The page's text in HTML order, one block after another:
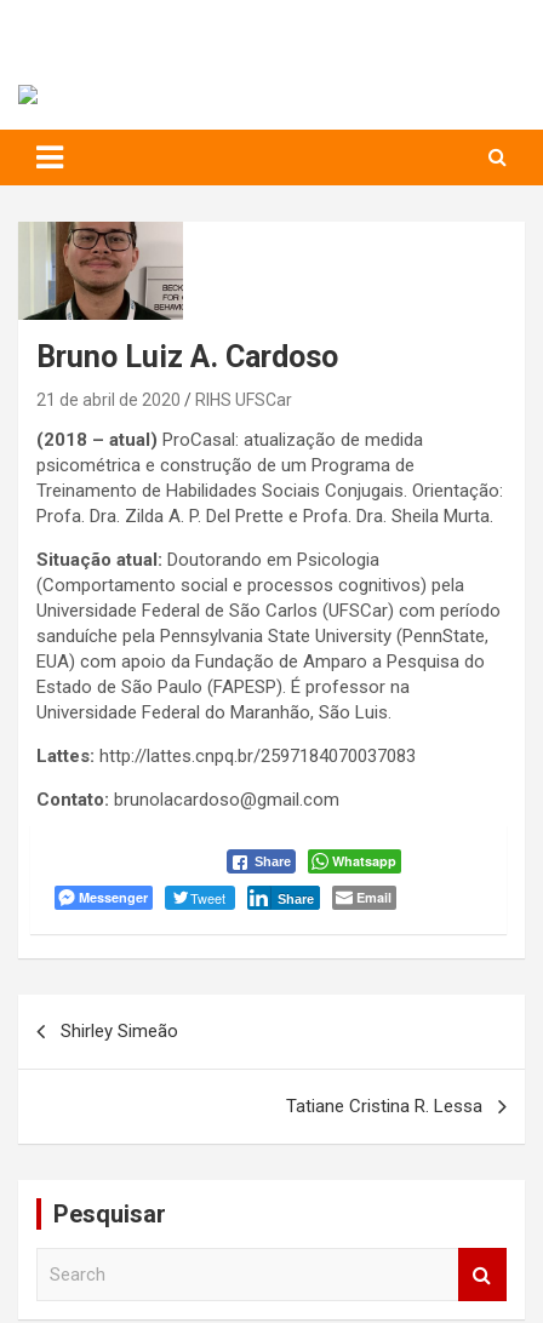
Bruno Luiz A. Cardoso
21 de abril de 2020 RIHS UFSCar
(2018 – atual) ProCasal: atualização de medida
psicométrica e construção de um Programa de
Treinamento de Habilidades Sociais Conjugais. Orientação:
Profa. Dra. Zilda A. P. Del Prette e Profa. Dra. Sheila Murta.
Situação atual: Doutorando em Psicologia
(Comportamento social e processos cognitivos) pela
Universidade Federal de São Carlos (UFSCar) com período
sanduíche pela Pennsylvania State University (PennState,
EUA) com apoio da Fundação de Amparo a Pesquisa do
Estado de São Paulo (FAPESP). É professor na
Universidade Federal do Maranhão, São Luis.
Lattes: http://lattes.cnpq.br/2597184070037083
Contato: brunolacardoso@gmail.com
Share
Whatsapp
Messenger
Tweet Share Email
Shirley Simeão
Tatiane Cristina R. Lessa
Pesquisar